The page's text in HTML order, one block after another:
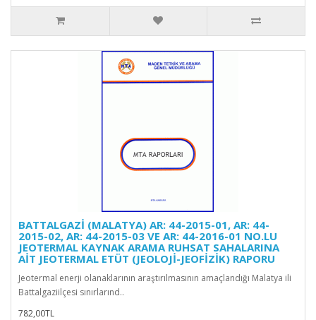
BATTALGAZİ (MALATYA) AR: 44-2015-01, AR: 44-
2015-02, AR: 44-2015-03 VE AR: 44-2016-01 NO.LU
JEOTERMAL KAYNAK ARAMA RUHSAT SAHALARINA
AİT JEOTERMAL ETÜT (JEOLOJİ-JEOFİZİK) RAPORU
Jeotermal enerji olanaklarının araştırılmasının amaçlandığı Malatya ili
Battalgaziilçesi sınırlarınd..
782,00TL